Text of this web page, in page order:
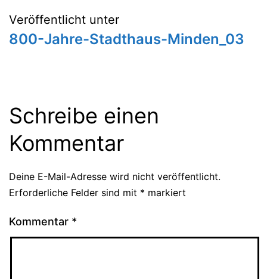
Beitragsnavigation
Veröffentlicht unter
800-Jahre-Stadthaus-Minden_03
Schreibe einen
Kommentar
Deine E-Mail-Adresse wird nicht veröffentlicht.
Erforderliche Felder sind mit * markiert
Kommentar *